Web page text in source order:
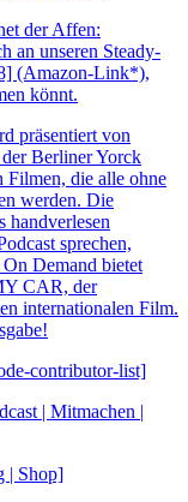
der Affen:
an unseren Steady-
(Amazon-Link*),
könnt.
präsentiert von
Berliner Yorck
Filmen, die alle ohne
werden. Die
handverlesen
sprechen,
Demand bietet
CAR, der
internationalen Film.
contributor-list]
| Mitmachen |
| Shop]